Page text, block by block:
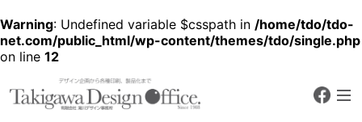
Warning: Undefined variable $csspath in /home/tdo/tdo-
net.com/public_html/wp-content/themes/tdo/single.php
on line 12